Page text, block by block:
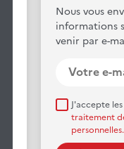
Nous vous
informations
venir par e-
J'accepte les
traitement
personnelles.